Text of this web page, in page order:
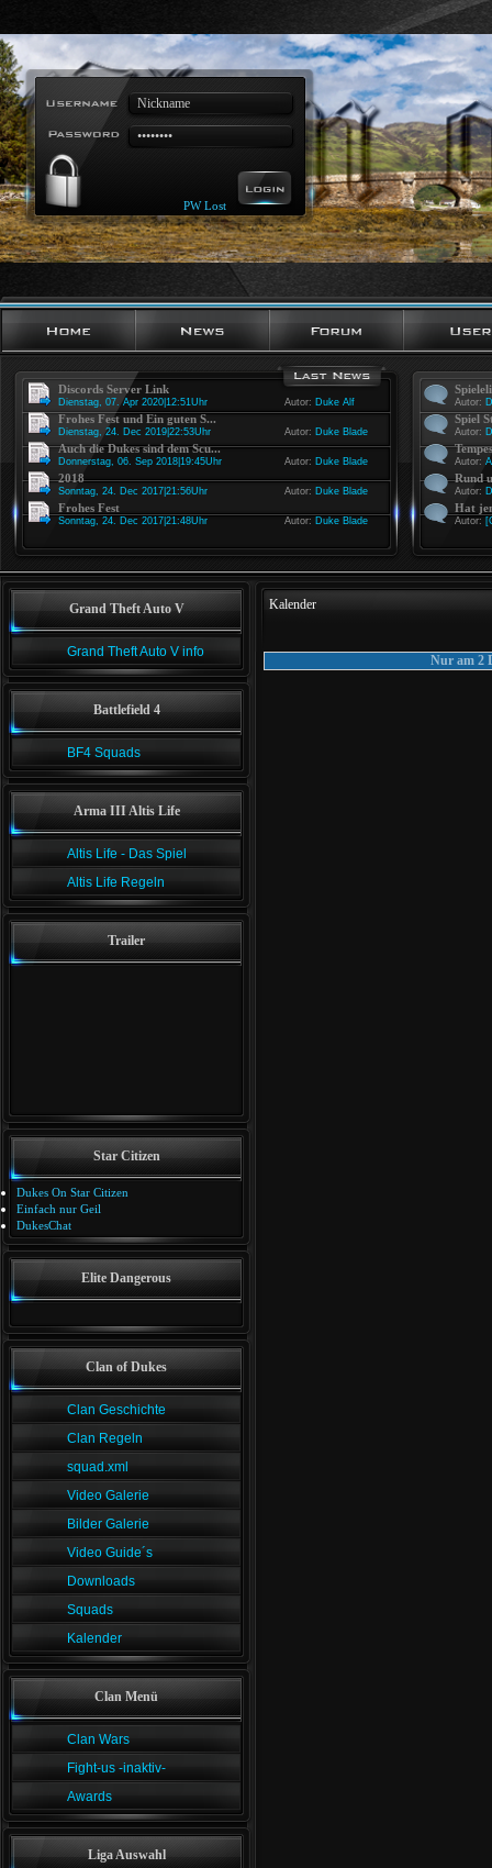
PW Lost
Discords Server Link
Dienstag, 07. Apr 2020|12:51Uhr Autor: Duke Alf
Frohes Fest und Ein guten S...
Dienstag, 24. Dec 2019|22:53Uhr Autor: Duke Blade
Auch die Dukes sind dem Scu...
Donnerstag, 06. Sep 2018|19:45Uhr Autor: Duke Blade
2018
Sonntag, 24. Dec 2017|21:56Uhr Autor: Duke Blade
Frohes Fest
Sonntag, 24. Dec 2017|21:48Uhr Autor: Duke Blade
Autor:
Spiel
Autor:
Autor:
Rund
Autor:
Hat
Autor:
Grand Theft Auto V
Grand Theft Auto V info
Battlefield 4
BF4 Squads
Arma III Altis Life
Altis Life - Das Spiel
Altis Life Regeln
Trailer
Star Citizen
Dukes On Star Citizen
Einfach nur Geil
DukesChat
Elite Dangerous
Clan of Dukes
Clan Geschichte
Clan Regeln
squad.xml
Video Galerie
Bilder Galerie
Video Guide´s
Downloads
Squads
Kalender
Clan Menü
Clan Wars
Fight-us -inaktiv-
Awards
Liga Auswahl
Kalender
Nur am 2